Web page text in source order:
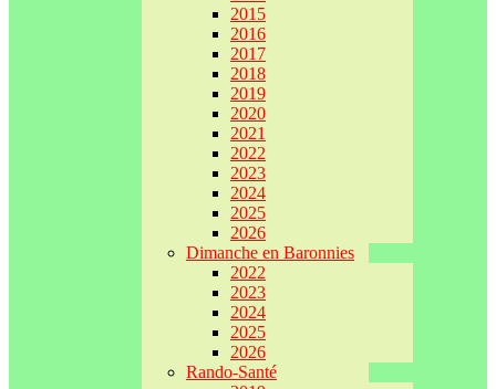
2015
2016
2017
2018
2019
2020
2021
2022
2023
2024
2025
2026
Dimanche en Baronnies
2022
2023
2024
2025
2026
Rando-Santé